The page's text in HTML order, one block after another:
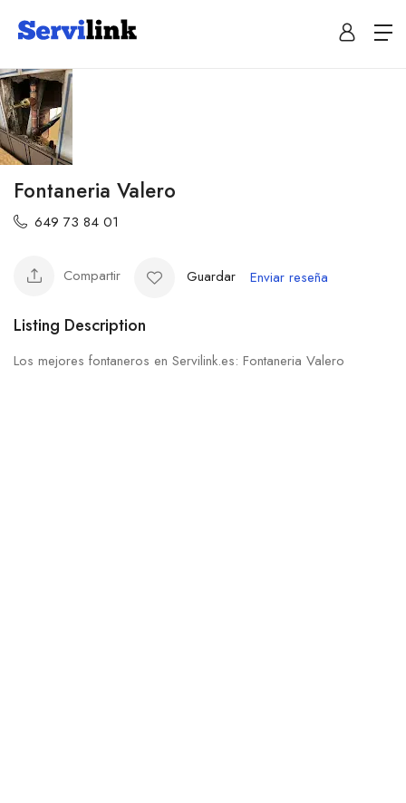
Fontaneria Valero
649 73 84 01
Compartir Guardar Enviar reseña
Listing Description
Los mejores fontaneros en Servilink.es: Fontaneria Valero